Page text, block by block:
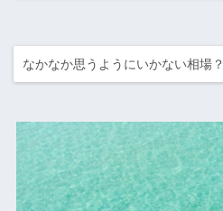
なかなか思うようにいかない相場？